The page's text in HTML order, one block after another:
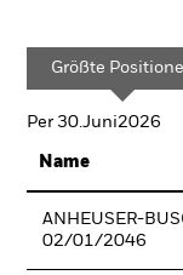
Größte
Per 30.Juni2026
Name
ANHEUSER-
02/01/2046